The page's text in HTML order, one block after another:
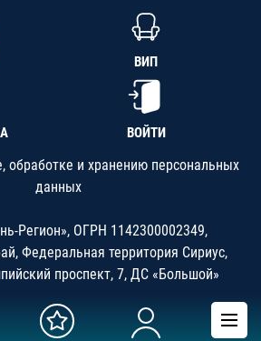
ВИП
ВОЙТИ
обработке и хранению персональных
данных
Регион», ОГРН 1142300002349,
Федеральная территория Сириус,
проспект, 7, ДС «Большой»